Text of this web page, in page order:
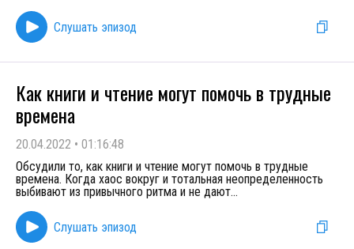
Слушать эпизод
Как книги и чтение могут помочь в трудные
времена
20.04.2022 • 01:16:48
Обсудили то, как книги и чтение могут помочь в трудные
времена. Когда хаос вокруг и тотальная неопределенность
выбивают из привычного ритма и не дают...
Слушать эпизод